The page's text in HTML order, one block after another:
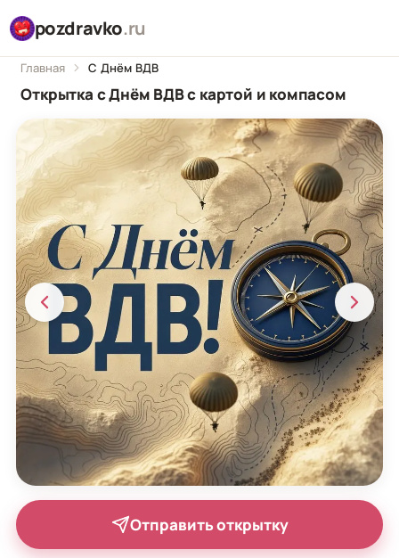
pozdravko.ru
Главная С Днём ВДВ
Открытка с Днём ВДВ с картой и компасом
Отправить открытку